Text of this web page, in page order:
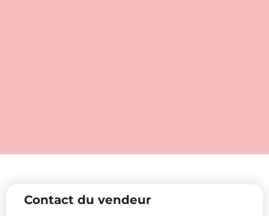
Contact du vendeur